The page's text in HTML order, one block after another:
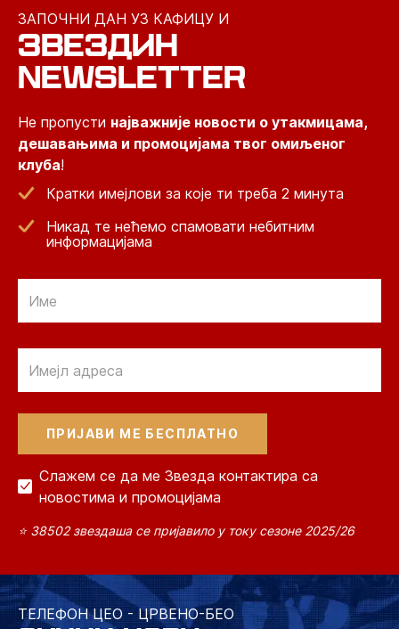
ЗАПОЧНИ ДАН УЗ КАФИЦУ И
ЗВЕЗДИН
NEWSLETTER
Не пропусти најважније новости о утакмицама,
дешавањима и промоцијама твог омиљеног
клуба!
Кратки имејлови за које ти треба 2 минута
Никад те нећемо спамовати небитним
информацијама
Слажем се да ме Звезда контактира са
новостима и промоцијама
⭐ 38502 звездаша се пријавило у току сезоне 2025/26
ТЕЛЕФОН ЦЕО - ЦРВЕНО-БЕО